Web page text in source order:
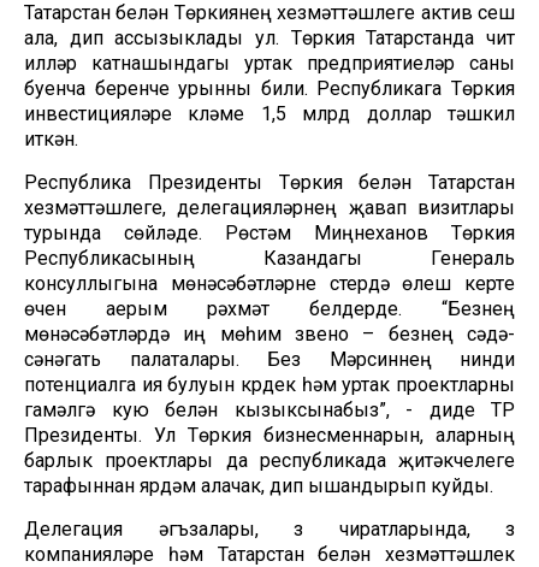
Татарстан белән Төркиянең хезмәттәшлеге актив үсеш
ала, дип ассызыклады ул. Төркия Татарстанда чит
илләр катнашындагы уртак предприятиеләр саны
буенча беренче урынны били. Республикага Төркия
инвестицияләре күләме 1,5 млрд доллар тәшкил
иткән.
Республика Президенты Төркия белән Татарстан
хезмәттәшлеге, делегацияләрнең җавап визитлары
турында сөйләде. Рөстәм Миңнеханов Төркия
Республикасының Казандагы Генераль
консуллыгына мөнәсәбәтләрне үстерүдә өлеш кертүе
өчен аерым рәхмәт белдерде. “Безнең
мөнәсәбәтләрдә иң мөһим звено – безнең сәүдә-
сәнәгать палаталары. Без Мәрсиннең нинди
потенциалга ия булуын күрдек һәм уртак проектларны
гамәлгә кую белән кызыксынабыз”, - диде ТР
Президенты. Ул Төркия бизнесменнарын, аларның
барлык проектлары да республикада җитәкчелеге
тарафыннан ярдәм алачак, дип ышандырып куйды.
Делегация әгъзалары, үз чиратларында, үз
компанияләре һәм Татарстан белән хезмәттәшлек